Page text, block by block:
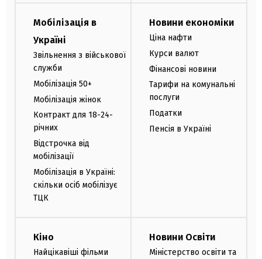
Мобілізація в
Україні
Звільнення з військової
служби
Мобілізація 50+
Мобілізація жінок
Контракт для 18-24-
річних
Відстрочка від
мобілізації
Мобілізація в Україні:
скільки осіб мобілізує
ТЦК
Новини економіки
Ціна нафти
Курси валют
Фінансові новини
Тарифи на комунальні
послуги
Податки
Пенсія в Україні
Кіно
Найцікавіші фільми
Новини Освіти
Міністерство освіти та